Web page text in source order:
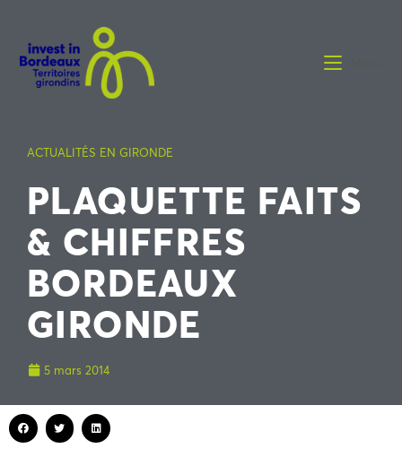
ACTUALITÉS EN GIRONDE
PLAQUETTE FAITS
& CHIFFRES
BORDEAUX
GIRONDE
5 mars 2014